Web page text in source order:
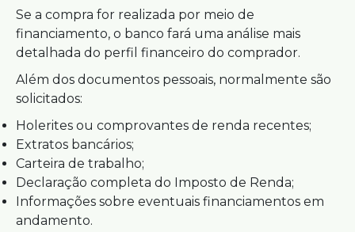
Se a compra for realizada por meio de
financiamento, o banco fará uma análise mais
detalhada do perfil financeiro do comprador.
Além dos documentos pessoais, normalmente são
solicitados:
Holerites ou comprovantes de renda recentes;
Extratos bancários;
Carteira de trabalho;
Declaração completa do Imposto de Renda;
Informações sobre eventuais financiamentos em
andamento.